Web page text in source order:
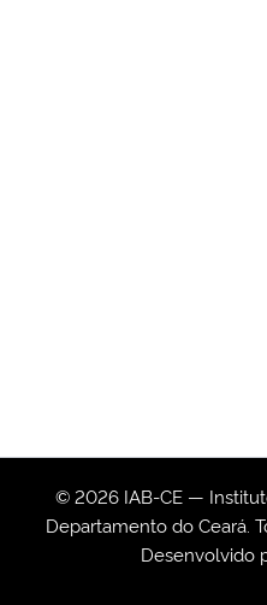
© 2026 IAB-CE —
Departamento do Ceará.
Desenvolvido